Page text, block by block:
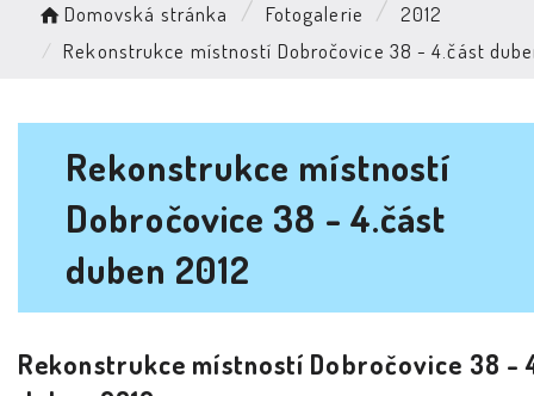
Domovská stránka Fotogalerie
2012
Rekonstrukce místností Dobročovice 38 - 4.část
Rekonstrukce místností
Dobročovice 38 - 4.část
duben 2012
Rekonstrukce místností Dobročovice 38 -